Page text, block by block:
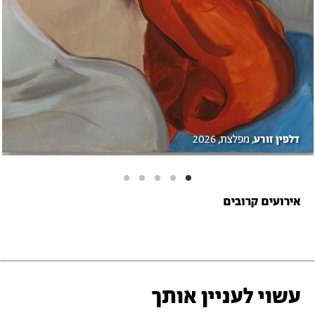
דלפין זורע, מפלצת, 2026
אירועים קרובים
עשוי לעניין אותך